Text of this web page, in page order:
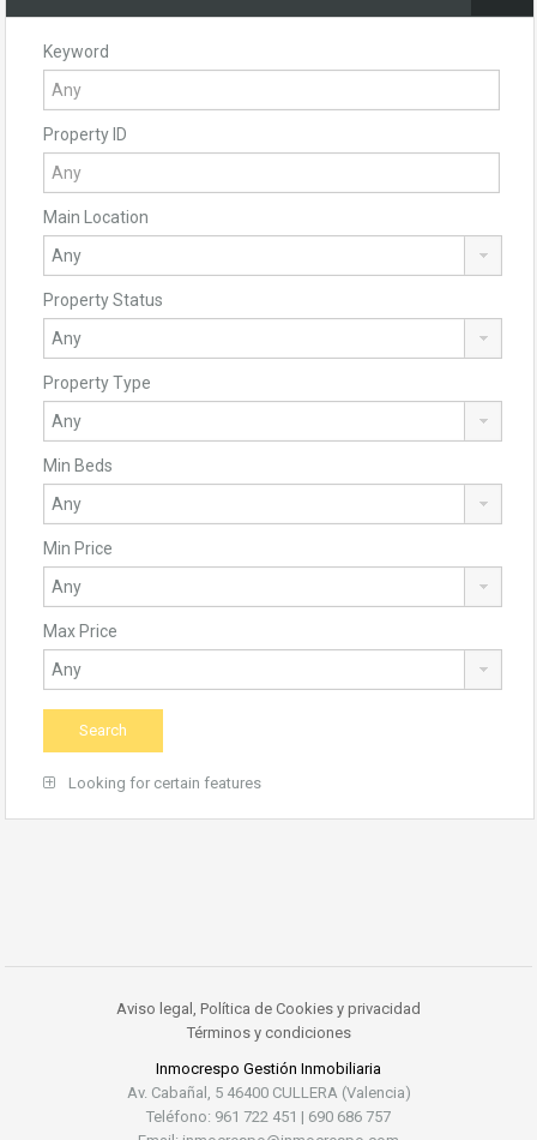
Keyword
Property ID
Main Location
Property Status
Property Type
Min Beds
Min Price
Max Price
Looking for certain features
Aviso legal, Política de Cookies y privacidad
Términos y condiciones
Inmocrespo Gestión Inmobiliaria
Av. Cabañal, 5 46400 CULLERA (Valencia)
Teléfono: 961 722 451 | 690 686 757